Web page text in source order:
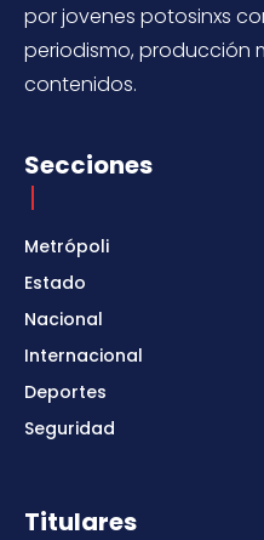
por jovenes potosinxs
periodismo, producción
contenidos.
Secciones
Metrópoli
Estado
Nacional
Internacional
Deportes
Seguridad
Titulares